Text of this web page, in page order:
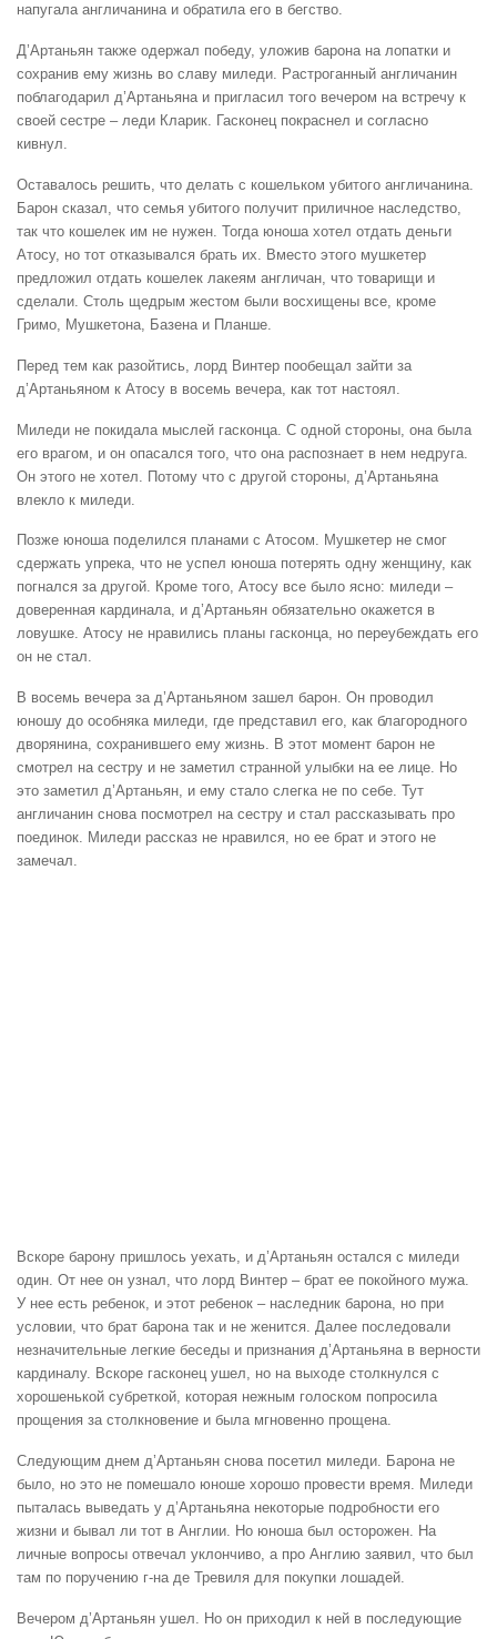
напугала англичанина и обратила его в бегство.
Д’Артаньян также одержал победу, уложив барона на лопатки и
сохранив ему жизнь во славу миледи. Растроганный англичанин
поблагодарил д’Артаньяна и пригласил того вечером на встречу к
своей сестре – леди Кларик. Гасконец покраснел и согласно
кивнул.
Оставалось решить, что делать с кошельком убитого англичанина.
Барон сказал, что семья убитого получит приличное наследство,
так что кошелек им не нужен. Тогда юноша хотел отдать деньги
Атосу, но тот отказывался брать их. Вместо этого мушкетер
предложил отдать кошелек лакеям англичан, что товарищи и
сделали. Столь щедрым жестом были восхищены все, кроме
Гримо, Мушкетона, Базена и Планше.
Перед тем как разойтись, лорд Винтер пообещал зайти за
д’Артаньяном к Атосу в восемь вечера, как тот настоял.
Миледи не покидала мыслей гасконца. С одной стороны, она была
его врагом, и он опасался того, что она распознает в нем недруга.
Он этого не хотел. Потому что с другой стороны, д’Артаньяна
влекло к миледи.
Позже юноша поделился планами с Атосом. Мушкетер не смог
сдержать упрека, что не успел юноша потерять одну женщину, как
погнался за другой. Кроме того, Атосу все было ясно: миледи –
доверенная кардинала, и д’Артаньян обязательно окажется в
ловушке. Атосу не нравились планы гасконца, но переубеждать его
он не стал.
В восемь вечера за д’Артаньяном зашел барон. Он проводил
юношу до особняка миледи, где представил его, как благородного
дворянина, сохранившего ему жизнь. В этот момент барон не
смотрел на сестру и не заметил странной улыбки на ее лице. Но
это заметил д’Артаньян, и ему стало слегка не по себе. Тут
англичанин снова посмотрел на сестру и стал рассказывать про
поединок. Миледи рассказ не нравился, но ее брат и этого не
замечал.
Вскоре барону пришлось уехать, и д’Артаньян остался с миледи
один. От нее он узнал, что лорд Винтер – брат ее покойного мужа.
У нее есть ребенок, и этот ребенок – наследник барона, но при
условии, что брат барона так и не женится. Далее последовали
незначительные легкие беседы и признания д’Артаньяна в верности
кардиналу. Вскоре гасконец ушел, но на выходе столкнулся с
хорошенькой субреткой, которая нежным голоском попросила
прощения за столкновение и была мгновенно прощена.
Следующим днем д’Артаньян снова посетил миледи. Барона не
было, но это не помешало юноше хорошо провести время. Миледи
пыталась выведать у д’Артаньяна некоторые подробности его
жизни и бывал ли тот в Англии. Но юноша был осторожен. На
личные вопросы отвечал уклончиво, а про Англию заявил, что был
там по поручению г-на де Тревиля для покупки лошадей.
Вечером д’Артаньян ушел. Но он приходил к ней в последующие